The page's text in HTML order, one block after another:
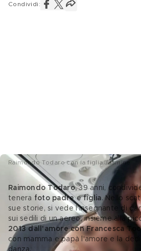
Condividi:
Raimondo Todaro con la figlia Jasmine
Raimondo Todaro, 39 anni,
tenera foto padre e figlia. Nello
sue storie, si vede l'insegnante di
sui sedili di un aereo, insieme alla
2013 dall'amore con Francesca
con mamma e papà l'amore e la
danza.